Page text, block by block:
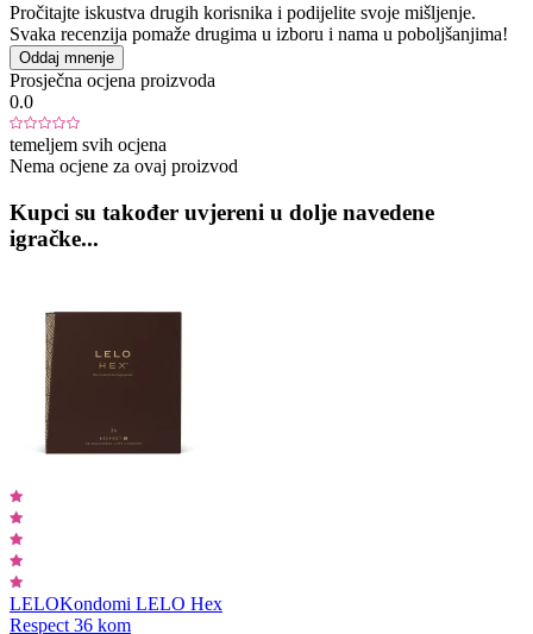
Pročitajte iskustva drugih korisnika i podijelite svoje mišljenje.
Svaka recenzija pomaže drugima u izboru i nama u poboljšanjima!
Oddaj mnenje
Prosječna ocjena proizvoda
0.0
temeljem svih ocjena
Nema ocjene za ovaj proizvod
Kupci su također uvjereni u dolje navedene
igračke...
LELOKondomi LELO Hex
Respect 36 kom